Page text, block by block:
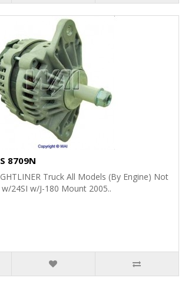
8709N
Truck All Models (By Engine) Not
24SI w/J-180 Mount 2005..